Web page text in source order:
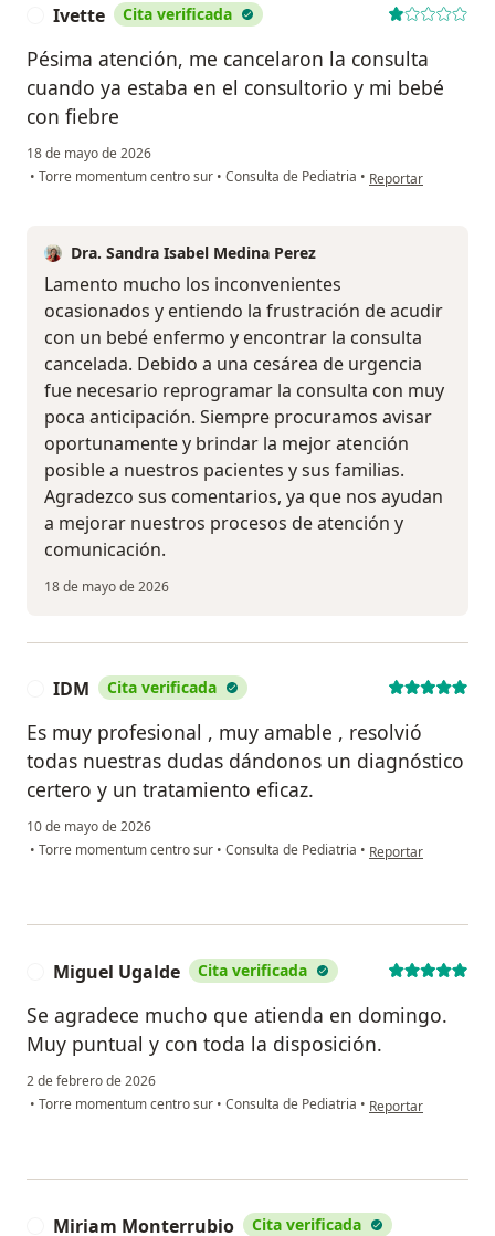
Ivette Cita verificada
Pésima atención, me cancelaron la consulta
cuando ya estaba en el consultorio y mi bebé
con fiebre
18 de mayo de 2026
• Torre momentum centro sur • Consulta de Pediatria • en opinión del
Reportar
Dra. Sandra Isabel Medina Perez
Lamento mucho los inconvenientes
ocasionados y entiendo la frustración de acudir
con un bebé enfermo y encontrar la consulta
cancelada. Debido a una cesárea de urgencia
fue necesario reprogramar la consulta con muy
poca anticipación. Siempre procuramos avisar
oportunamente y brindar la mejor atención
posible a nuestros pacientes y sus familias.
Agradezco sus comentarios, ya que nos ayudan
a mejorar nuestros procesos de atención y
comunicación.
18 de mayo de 2026
IDM Cita verificada
Es muy profesional , muy amable , resolvió
todas nuestras dudas dándonos un diagnóstico
certero y un tratamiento eficaz.
10 de mayo de 2026
• Torre momentum centro sur • Consulta de Pediatria • en opinión del
Reportar
Miguel Ugalde Cita verificada
Se agradece mucho que atienda en domingo.
Muy puntual y con toda la disposición.
2 de febrero de 2026
• Torre momentum centro sur • Consulta de Pediatria • en opinión del
Reportar
Miriam Monterrubio Cita verificada